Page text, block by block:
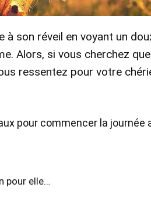
son réveil en voyant un
Alors, si vous cherchez
ressentez pour votre
pour commencer la journée
pour elle…